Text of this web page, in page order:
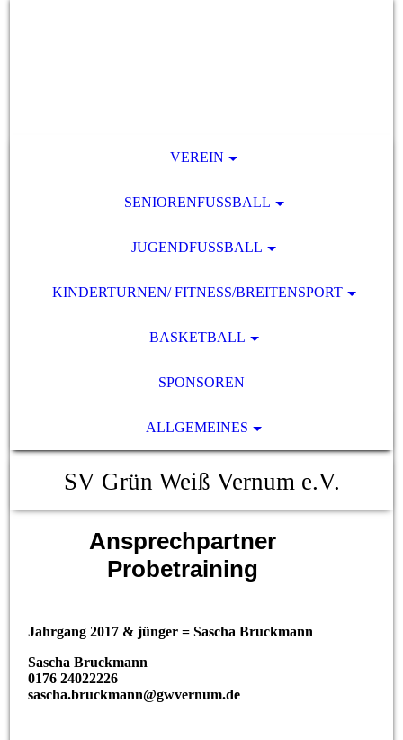
VEREIN
SENIORENFUSSBALL
JUGENDFUSSBALL
KINDERTURNEN/ FITNESS/BREITENSPORT
BASKETBALL
SPONSOREN
ALLGEMEINES
SV Grün Weiß Vernum e.V.
Ansprechpartner
Probetraining
Jahrgang 2017 & jünger = Sascha Bruckmann
Sascha Bruckmann
0176 24022226
sascha.bruckmann@gwvernum.de